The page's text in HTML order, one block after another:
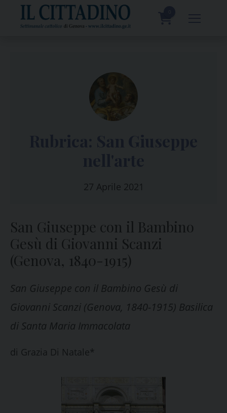
content
27 Aprile 2021
San Giuseppe con il Bambino
Gesù di Giovanni Scanzi
(Genova, 1840-1915)
San Giuseppe con il Bambino Gesù di
Giovanni Scanzi (Genova, 1840-1915) Basilica
di Santa Maria Immacolata
di Grazia Di Natale*